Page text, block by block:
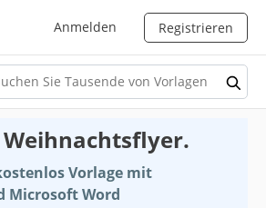
Anmelden Registrieren
Vorlage mit
Microsoft Word